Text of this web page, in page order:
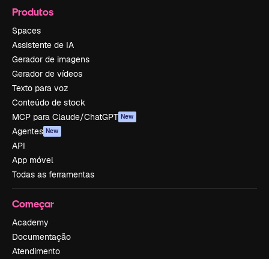
Produtos
Spaces
Assistente de IA
Gerador de imagens
Gerador de vídeos
Texto para voz
Conteúdo de stock
MCP para Claude/ChatGPT New
Agentes New
API
App móvel
Todas as ferramentas
Começar
Academy
Documentação
Atendimento